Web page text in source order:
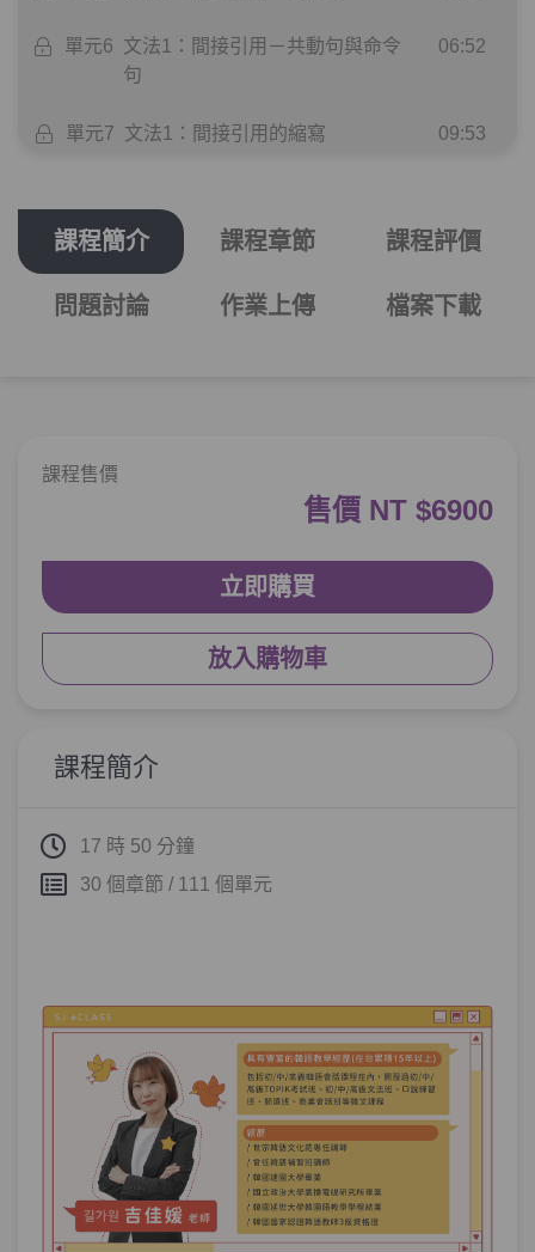
單元6 文法1：間接引用－共動句與命令
句
06:52
單元7 文法1：間接引用的縮寫 09:53
測驗1 第1章－引用句－小考
推測、預料－「看他眼睛紅紅的，好像是
單元2
文法5：–(으)ㄴ가/나 보다 07:36
文法6：–(으)ㄴ/는/(으)ㄹ 모양이다
單元5 文法7：–(으)ㄴ/는/(으)ㄹ 듯하다 10:54
單元7 文法9：–(으)ㄴ/는/(으)ㄹ줄 알았
다, 몰랐다
測驗1 第2章－推測、預料－小考
單元2 文法11：–(으)ㄴ/는걸(요) 09:34
測驗1 第3章－反駁－小考
第4章：
目的、意圖、計畫－當韓國人問你為什麼
來韓國… 你要怎麼回他呢？
課程簡介 課程章節 課程評價
問題討論 作業上傳 檔案下載
課程售價
售價 NT $6900
立即購買
放入購物車
課程簡介
17 時 50 分鐘
30 個章節 / 111 個單元